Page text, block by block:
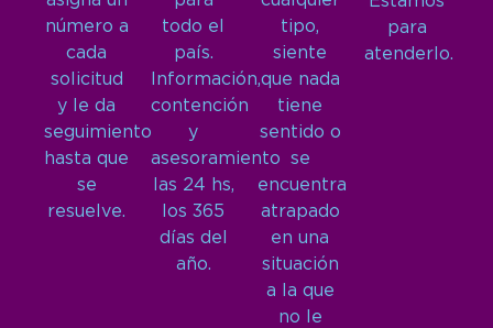
número a
cada
solicitud
y le da
seguimiento
hasta que
se
resuelve.
todo el
país.
Información,
contención
y
asesoramiento
las 24 hs,
los 365
días del
año.
tipo,
siente
que nada
tiene
sentido o
se
encuentra
atrapado
en una
situación
a la que
no le
para
atenderlo.